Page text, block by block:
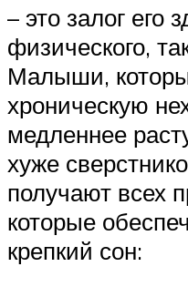
– это залог его
физического,
Малыши,
хроническую
медленнее
хуже
получают всех
которые
крепкий сон: